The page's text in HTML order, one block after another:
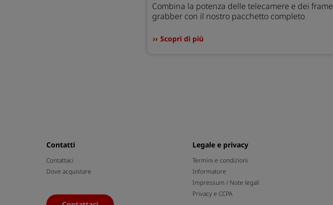
Combina la potenza delle telecamere e dei frame
grabber con il nostro pacchetto completo
Scopri di più
Contatti
Contattaci
Dove acquistare
Legale e privacy
Termini e condizioni
Informatore
Impressum / Note legali
Privacy e CCPA